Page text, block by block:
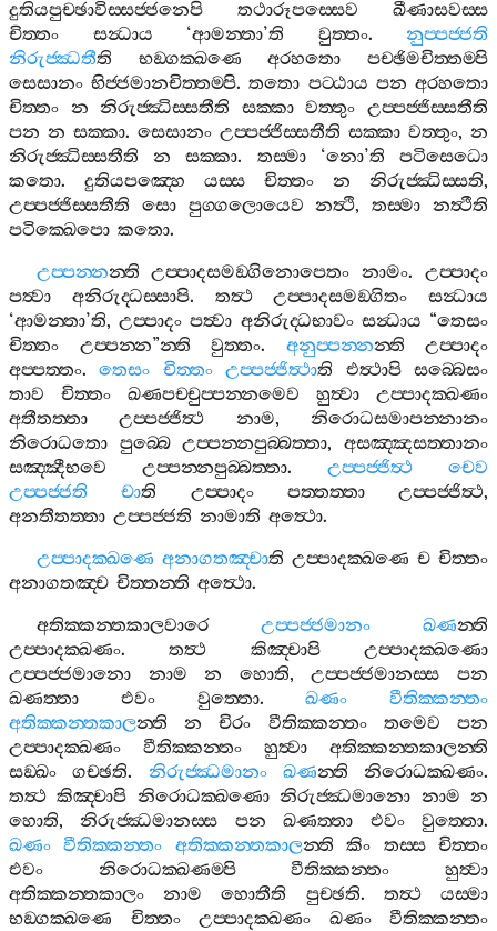
දුතියපුච‍්ඡාවිස‍්සජ‍්ජනෙපි තථාරූපස‍්සෙව
ඛීණාසවස‍්ස
චිත‍්තං
සන්‍ධාය ‘ආමන‍්තා’ති වුත‍්තං. නුප‍්පජ‍්ජති
නිරුජ‍්ඣතීති භඞ‍්ගක‍්ඛණෙ අරහතො
පච‍්ඡිමචිත‍්තම‍්පි
සෙසානං භිජ‍්ජමානචිත‍්තම‍්පි.තතො පට‍්ඨාය පන අරහතො
චිත‍්තං න නිරුජ‍්ඣිස‍්සතීති සක‍්කා වත‍්තුං උප‍්පජ‍්ජිස‍්සතීති
පන න සක‍්කා. සෙසානං උප‍්පජ‍්ජිස‍්සතීති සක‍්කා වත‍්තුං, න
නිරුජ‍්ඣිස‍්සතීති
න සක‍්කා. තස‍්මා‘නො’ති
පටිසෙධො
කතො. දුතියපඤ‍්හෙ යස‍්ස චිත‍්තං න නිරුජ‍්ඣිස‍්සති,
උප‍්පජ‍්ජිස‍්සතීති
සො පුග‍්ගලොයෙව නත්‍ථි,තස‍්මා නත්‍ථීති
පටික‍්ඛෙපො කතො.
උප‍්පන‍්නන‍්ති උප‍්පාදසමඞ‍්ගිනොපෙතං නාමං.උප‍්පාදං
පත්‍වා
අනිරුද‍්ධස‍්සාපි. තත්‍ථ උප‍්පාදසමඞ‍්ගිතං
සන්‍ධාය
‘ආමන‍්තා’ති,උප‍්පාදං පත්‍වා අනිරුද‍්ධභාවං සන්‍ධාය “තෙසං
චිත‍්තං
උප‍්පන‍්න”න‍්ති වුත‍්තං. අනුප‍්පන‍්නන‍්ති
උප‍්පාදං
අප‍්පත‍්තං.තෙසං චිත‍්තං උප‍්පජ‍්ජිත්‍ථාති එත්‍ථාපි
සබ‍්බෙසං
තාව
චිත‍්තං ඛණපච‍්චුප‍්පන‍්නමෙව හුත්‍වා
උප‍්පාදක‍්ඛණං
අතීතත‍්තා
උප‍්පජ‍්ජිත්‍ථ නාම,නිරොධසමාපන‍්නානං
නිරොධතො පුබ‍්බෙ උප‍්පන‍්නපුබ‍්බත‍්තා,අසඤ‍්ඤසත‍්තානං
සඤ‍්ඤීභවෙ
උප‍්පන‍්නපුබ‍්බත‍්තා. උප‍්පජ‍්ජිත්‍ථ
චෙව
උප‍්පජ‍්ජති
චාති උප‍්පාදං පත‍්තත‍්තා උප‍්පජ‍්ජිත්‍ථ,
අනතීතත‍්තා උප‍්පජ‍්ජති නාමාති අත්‍ථො.
උප‍්පාදක‍්ඛණෙ අනාගතඤ‍්චාති උප‍්පාදක‍්ඛණෙ ච චිත‍්තං
අනාගතඤ‍්ච චිත‍්තන‍්ති අත්‍ථො.
අතික‍්කන‍්තකාලවාරෙ
උප‍්පජ‍්ජමානං ඛණන‍්ති
උප‍්පාදක‍්ඛණං.තත්‍ථ කිඤ‍්චාපි
උප‍්පාදක‍්ඛණො
උප‍්පජ‍්ජමානො
නාම න හොති,උප‍්පජ‍්ජමානස‍්ස
පන
ඛණත‍්තා
එවං වුත‍්තො.ඛණං
වීතික‍්කන‍්තං
අතික‍්කන‍්තකාලන‍්ති න චිරං වීතික‍්කන‍්තං තමෙව
පන
උප‍්පාදක‍්ඛණං
වීතික‍්කන‍්තං හුත්‍වා
අතික‍්කන‍්තකාලන‍්ති
සඞ‍්ඛං
ගච‍්ඡති. නිරුජ‍්ඣමානං ඛණන‍්ති නිරොධක‍්ඛණං.
තත්‍ථ කිඤ‍්චාපි නිරොධක‍්ඛණො නිරුජ‍්ඣමානො නාම න
හොති,නිරුජ‍්ඣමානස‍්ස පන ඛණත‍්තා එවං වුත‍්තො.
ඛණං
වීතික‍්කන‍්තං අතික‍්කන‍්තකාලන‍්ති කිං තස‍්ස
චිත‍්තං
එවං
නිරොධක‍්ඛණම‍්පි වීතික‍්කන‍්තං
හුත්‍වා
අතික‍්කන‍්තකාලං
නාම හොතීති පුච‍්ඡති. තත්‍ථ
යස‍්මා
භඞ‍්ගක‍්ඛණෙ
චිත‍්තං උප‍්පාදක‍්ඛණං ඛණං
වීතික‍්කන‍්තං